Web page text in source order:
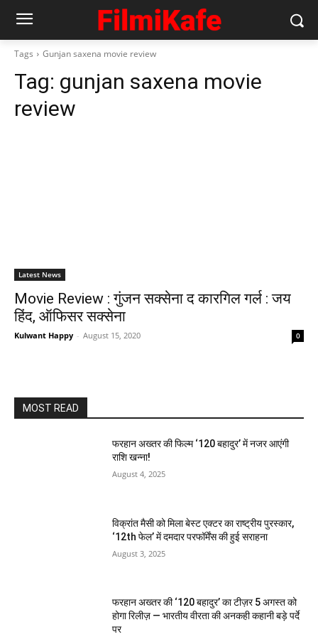
Tags Gunjan saxena movie review
Tag: gunjan saxena movie
review
Latest News
Movie Review : गुंजन सक्‍सेना द कारगिल गर्ल : जय
हिंद, ऑफिसर सक्‍सेना
Kulwant Happy - August 15, 2020 0
MOST READ
फरहान अख्तर की फिल्म ‘120 बहादुर’ में नजर आएंगी
राशि खन्ना!
August 4, 2025
विक्रांत मैसी को मिला बेस्ट एक्टर का राष्ट्रीय पुरस्कार,
‘12th फेल’ में दमदार परफॉर्मेंस की हुई सराहना
August 3, 2025
फरहान अख्तर की ‘120 बहादुर’ का टीज़र 5 अगस्त को
होगा रिलीज़ — भारतीय वीरता की अनकही कहानी बड़े पर्दे
पर